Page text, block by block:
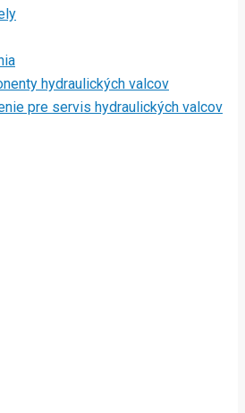
hydraulických valcov
pre servis hydraulických valcov